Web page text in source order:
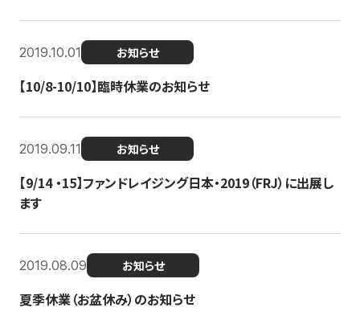
2019.10.01 お知らせ
【10/8-10/10】臨時休業のお知らせ
2019.09.11 お知らせ
【9/14 ・15】ファンドレイジング日本・2019（FRJ）に出展し
ます
2019.08.09 お知らせ
夏季休業（お盆休み）のお知らせ